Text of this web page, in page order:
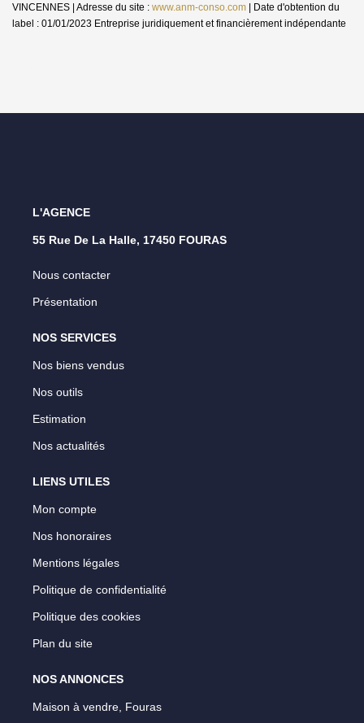
VINCENNES | Adresse du site : www.anm-conso.com | Date d'obtention du
label : 01/01/2023 Entreprise juridiquement et financièrement indépendante
L'AGENCE
55 Rue De La Halle, 17450 FOURAS
Nous contacter
Présentation
NOS SERVICES
Nos biens vendus
Nos outils
Estimation
Nos actualités
LIENS UTILES
Mon compte
Nos honoraires
Mentions légales
Politique de confidentialité
Politique des cookies
Plan du site
NOS ANNONCES
Maison à vendre, Fouras